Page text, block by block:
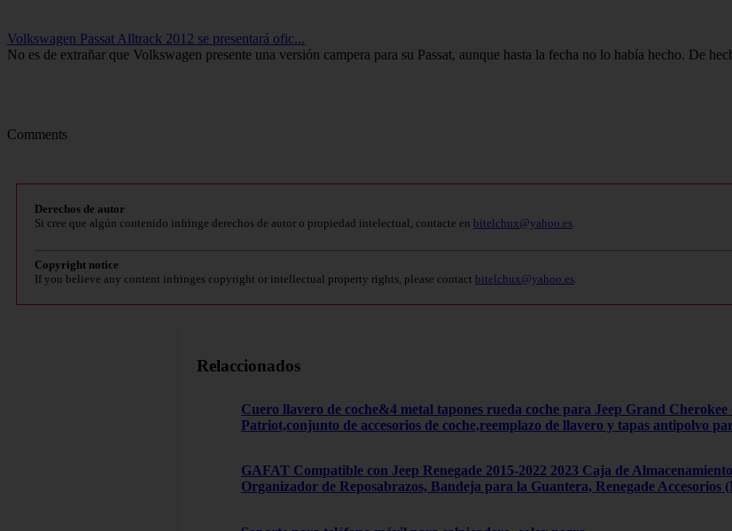
Volkswagen Passat Alltrack 2012 se presentará ofic...
No es de extrañar que Volkswagen presente una versión campera para su Passat, aunque hasta la fecha no lo había hecho. De
Comments
Derechos de autor
Si cree que algún contenido infringe derechos de autor o propiedad intelectual, contacte en bitelchux@yahoo.es
Copyright notice
If you believe any content infringes copyright or intellectual property rights, please contact bitelchux@yahoo.es
Relaccionados
Cuero llavero de coche&4 metal tapones rueda coche para Jeep Grand
Patriot,conjunto de accesorios de coche,reemplazo de llavero y tapas antipolvo
GAFAT Compatible con Jeep Renegade 2015-2022 2023 Caja de
Organizador de Reposabrazos, Bandeja para la Guantera, Renegade Accesorios